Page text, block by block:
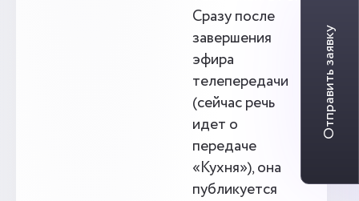
Сразу после
завершения
эфира
телепередачи
(сейчас речь
идет о
передаче
«Кухня»), она
публикуется
Отправить заявку